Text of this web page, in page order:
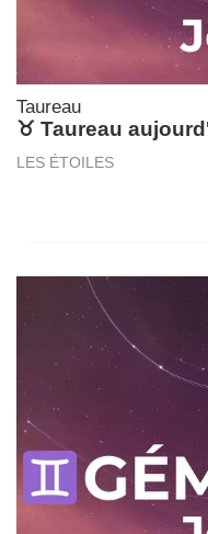
Taureau
♉ Taureau
LES ÉTOILES